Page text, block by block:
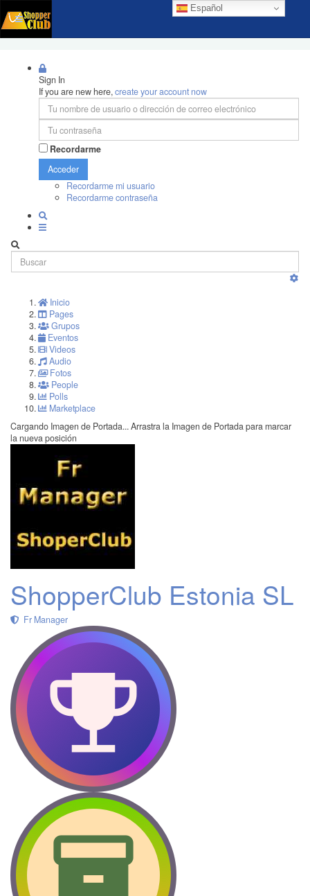
Español
Sign In
If you are new here,create your account now
Recordarme
Acceder
Recordarme mi usuario
Recordarme contraseña
Inicio
Pages
Grupos
Eventos
Videos
Audio
Fotos
People
Polls
Marketplace
Cargando Imagen de Portada... Arrastra la Imagen de Portada para marcar
la nueva posición
ShopperClub Estonia SL
Fr Manager